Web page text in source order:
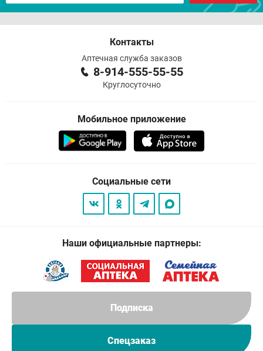
Подписка
Спецзаказ
Контакты
Аптечная служба заказов
8-914-555-55-55
Круглосуточно
Мобильное приложение
Социальные сети
Наши официальные партнеры: